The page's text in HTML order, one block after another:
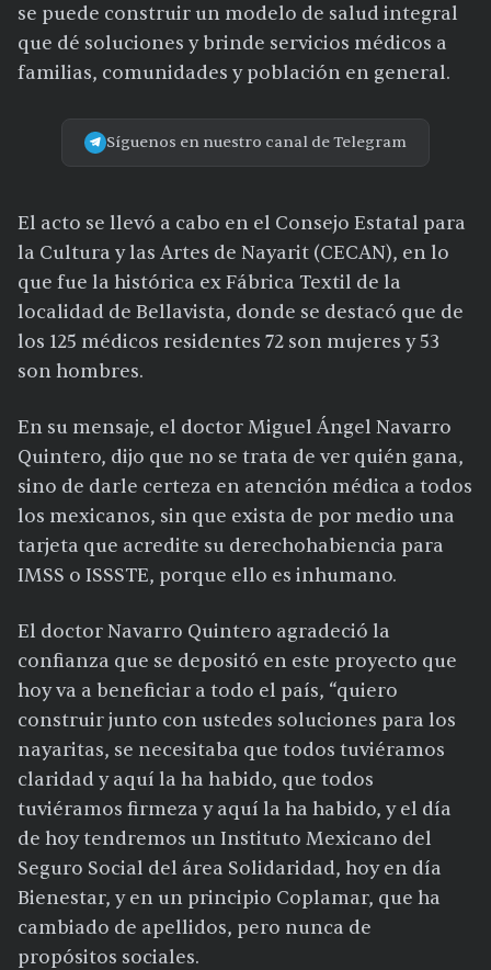
se puede construir un modelo de salud integral
que dé soluciones y brinde servicios médicos a
familias, comunidades y población en general.
Síguenos en nuestro canal de Telegram
El acto se llevó a cabo en el Consejo Estatal para
la Cultura y las Artes de Nayarit (CECAN), en lo
que fue la histórica ex Fábrica Textil de la
localidad de Bellavista, donde se destacó que de
los 125 médicos residentes 72 son mujeres y 53
son hombres.
En su mensaje, el doctor Miguel Ángel Navarro
Quintero, dijo que no se trata de ver quién gana,
sino de darle certeza en atención médica a todos
los mexicanos, sin que exista de por medio una
tarjeta que acredite su derechohabiencia para
IMSS o ISSSTE, porque ello es inhumano.
El doctor Navarro Quintero agradeció la
confianza que se depositó en este proyecto que
hoy va a beneficiar a todo el país, “quiero
construir junto con ustedes soluciones para los
nayaritas, se necesitaba que todos tuviéramos
claridad y aquí la ha habido, que todos
tuviéramos firmeza y aquí la ha habido, y el día
de hoy tendremos un Instituto Mexicano del
Seguro Social del área Solidaridad, hoy en día
Bienestar, y en un principio Coplamar, que ha
cambiado de apellidos, pero nunca de
propósitos sociales.